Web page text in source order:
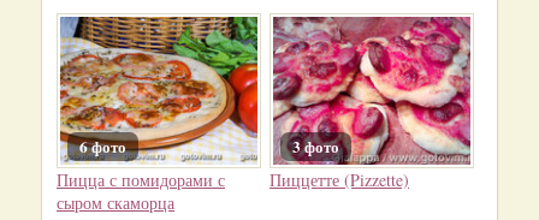
6 фото
Пицца с помидорами с
сыром скаморца
3 фото
Пиццетте (Pizzette)